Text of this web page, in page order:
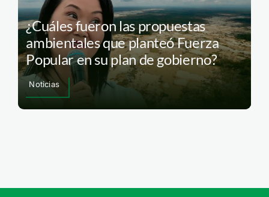
¿Cuáles fueron las propuestas
ambientales que planteó Fuerza
Popular en su plan de gobierno?
Noticias